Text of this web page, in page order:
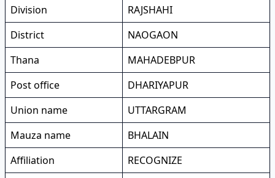
Division
RAJSHAHI
District
NAOGAON
Thana
MAHADEBPUR
Post office
DHARIYAPUR
Union name
UTTARGRAM
Mauza name
BHALAIN
Affiliation
RECOGNIZE